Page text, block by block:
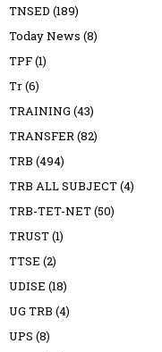
TNSED (189)
Today News (8)
TPF(1)
Tr(6)
TRAINING (43)
TRANSFER(82)
TRB (494)
TRB ALL SUBJECT(4)
TRB-TET-NET(50)
TRUST(1)
TTSE (2)
UDISE (18)
UG TRB (4)
UPS (8)